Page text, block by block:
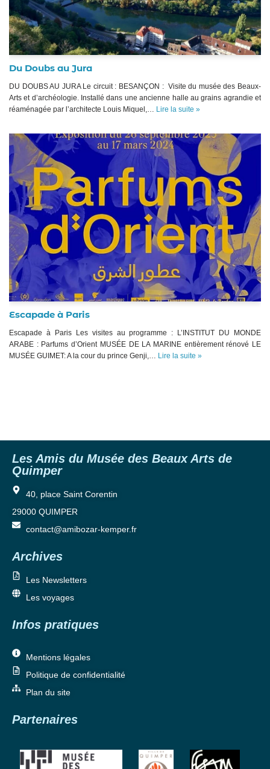
Du Doubs au Jura
DU DOUBS AU JURA Le circuit : BESANÇON : Visite du musée des Beaux-
Arts et d’archéologie. Installé dans une ancienne halle au grains agrandie et
réaménagée par l’architecte Louis Miquel,… Lire la suite »
Escapade à Paris
Escapade à Paris Les visites au programme : L’INSTITUT DU MONDE
ARABE : Parfums d’Orient MUSÉE DE LA MARINE entièrement rénové LE
MUSÉE GUIMET: A la cour du prince Genji,… Lire la suite »
Les Amis du Musée des Beaux Arts de
Quimper
40, place Saint Corentin
29000 QUIMPER
contact@amibozar-kemper.fr
Archives
Les Newsletters
Les voyages
Infos pratiques
Mentions légales
Politique de confidentialité
Plan du site
Partenaires